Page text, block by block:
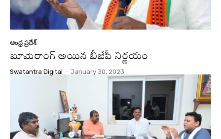
ఆంధ్ర ప్రదేశ్
బూమెరాంగ్‌ అయిన బీజేపీ నిర్ణయం
Swatantra Digital - January 30, 2023